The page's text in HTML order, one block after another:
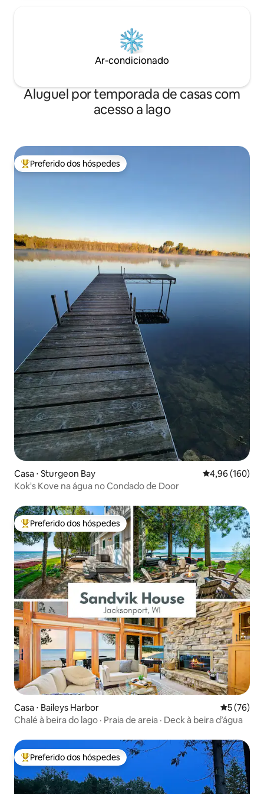
Ar-condicionado
Aluguel por temporada de casas com
acesso a lago
Entre os melhores preferidos dos hóspedes
Preferido dos hóspedes
Casa ⋅ Sturgeon Bay 4,96 de uma
4,96 (160)
Kok's Kove na água no Condado de Door
Entre os melhores preferidos dos hóspedes
Preferido dos hóspedes
Casa ⋅ Baileys Harbor 5 de uma
5 (76)
Chalé à beira do lago · Praia de areia · Deck à beira d’água
Entre os melhores preferidos dos hóspedes
Preferido dos hóspedes